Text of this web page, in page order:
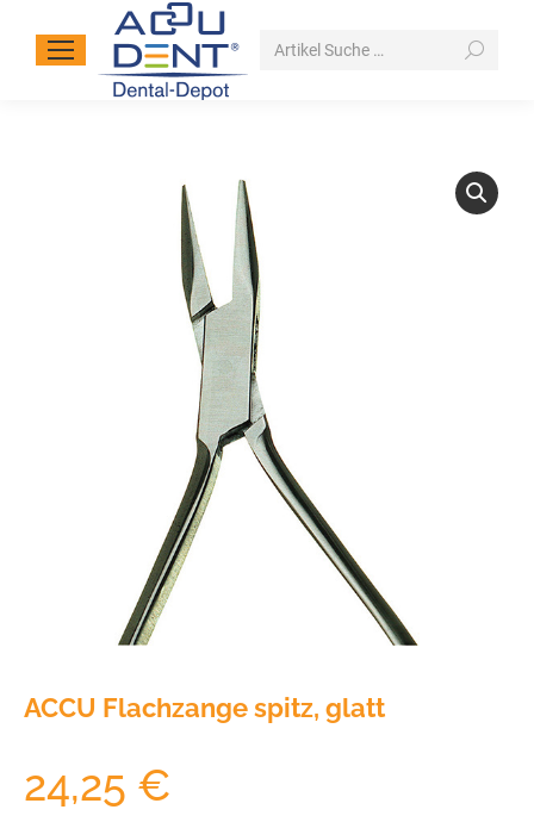
Search:
ACCU Flachzange spitz, glatt
24,25 €